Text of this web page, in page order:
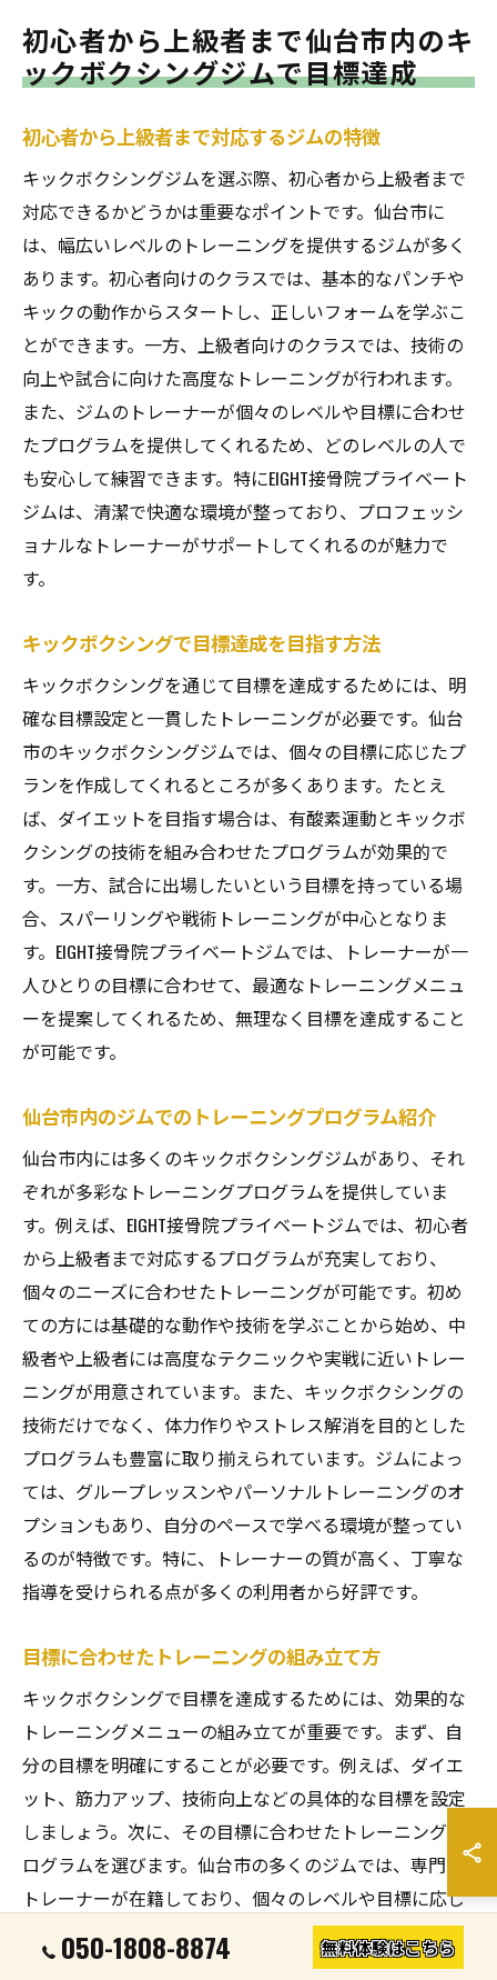
初心者から上級者まで仙台市内のキ
ックボクシングジムで目標達成
初心者から上級者まで対応するジムの特徴
キックボクシングジムを選ぶ際、初心者から上級者まで
対応できるかどうかは重要なポイントです。仙台市に
は、幅広いレベルのトレーニングを提供するジムが多く
あります。初心者向けのクラスでは、基本的なパンチや
キックの動作からスタートし、正しいフォームを学ぶこ
とができます。一方、上級者向けのクラスでは、技術の
向上や試合に向けた高度なトレーニングが行われます。
また、ジムのトレーナーが個々のレベルや目標に合わせ
たプログラムを提供してくれるため、どのレベルの人で
も安心して練習できます。特にEIGHT接骨院プライベート
ジムは、清潔で快適な環境が整っており、プロフェッシ
ョナルなトレーナーがサポートしてくれるのが魅力で
す。
キックボクシングで目標達成を目指す方法
キックボクシングを通じて目標を達成するためには、明
確な目標設定と一貫したトレーニングが必要です。仙台
市のキックボクシングジムでは、個々の目標に応じたプ
ランを作成してくれるところが多くあります。たとえ
ば、ダイエットを目指す場合は、有酸素運動とキックボ
クシングの技術を組み合わせたプログラムが効果的で
す。一方、試合に出場したいという目標を持っている場
合、スパーリングや戦術トレーニングが中心となりま
す。EIGHT接骨院プライベートジムでは、トレーナーが一
人ひとりの目標に合わせて、最適なトレーニングメニュ
ーを提案してくれるため、無理なく目標を達成すること
が可能です。
仙台市内のジムでのトレーニングプログラム紹介
仙台市内には多くのキックボクシングジムがあり、それ
ぞれが多彩なトレーニングプログラムを提供していま
す。例えば、EIGHT接骨院プライベートジムでは、初心者
から上級者まで対応するプログラムが充実しており、
個々のニーズに合わせたトレーニングが可能です。初め
ての方には基礎的な動作や技術を学ぶことから始め、中
級者や上級者には高度なテクニックや実戦に近いトレー
ニングが用意されています。また、キックボクシングの
技術だけでなく、体力作りやストレス解消を目的とした
プログラムも豊富に取り揃えられています。ジムによっ
ては、グループレッスンやパーソナルトレーニングのオ
プションもあり、自分のペースで学べる環境が整ってい
るのが特徴です。特に、トレーナーの質が高く、丁寧な
指導を受けられる点が多くの利用者から好評です。
目標に合わせたトレーニングの組み立て方
キックボクシングで目標を達成するためには、効果的な
トレーニングメニューの組み立てが重要です。まず、自
分の目標を明確にすることが必要です。例えば、ダイエ
ット、筋力アップ、技術向上などの具体的な目標を設定
しましょう。次に、その目標に合わせたトレーニングプ
ログラムを選びます。仙台市の多くのジムでは、専門の
トレーナーが在籍しており、個々のレベルや目標に応じ
たトレーニングプランを提供してくれます。初めての方
は、基本的な動作やフォームの習得から始めると良いで
050-1808-8874 無料体験はこちら